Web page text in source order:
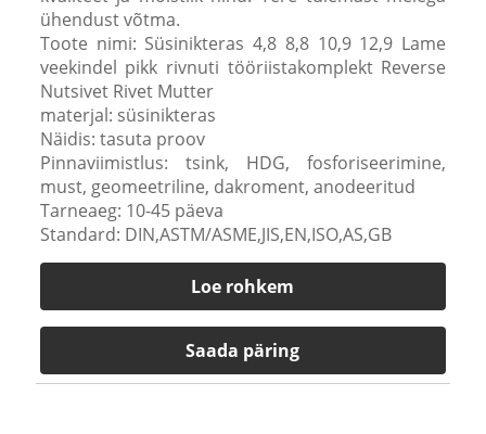
ühendust võtma.
Toote nimi: Süsinikteras 4,8 8,8 10,9 12,9 Lame
veekindel pikk rivnuti tööriistakomplekt Reverse
Nutsivet Rivet Mutter
materjal: süsinikteras
Näidis: tasuta proov
Pinnaviimistlus: tsink, HDG, fosforiseerimine,
must, geomeetriline, dakroment, anodeeritud
Tarneaeg: 10-45 päeva
Standard: DIN,ASTM/ASME,JIS,EN,ISO,AS,GB
Loe rohkem
Saada päring